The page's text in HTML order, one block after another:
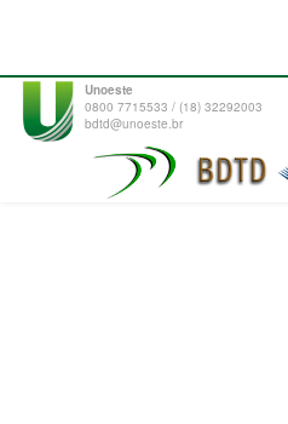
Unoeste
0800 7715533 / (18) 32292003
bdtd@unoeste.br